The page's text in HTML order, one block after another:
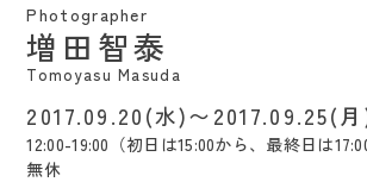
Photographer
増田智泰
Tomoyasu Masuda
2017.09.20(水)〜2017.09.25(
12:00-19:00（初日は15:00から、最終日は
無休